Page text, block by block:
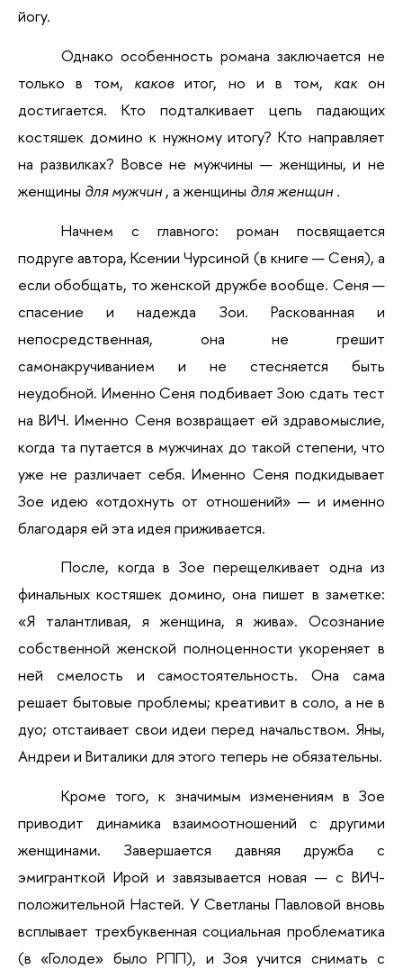
йогу.
Однако особенность романа заключается не
только в том,
каков итог, но и в том, как он
достигается. Кто подталкивает цепь падающих
костяшек домино к нужному итогу? Кто направляет
на развилках? Вовсе не мужчины — женщины, и не
женщины для мужчин , а женщины для женщин .
Начнем с главного: роман посвящается
подруге автора, Ксении Чурсиной (в книге — Сеня), а
если обобщать, то женской дружбе вообще. Сеня —
спасение и надежда Зои. Раскованная и
непосредственная, она не грешит
самонакручиванием и не стесняется быть
неудобной. Именно Сеня подбивает Зою сдать тест
на ВИЧ. Именно Сеня возвращает ей здравомыслие,
когда та путается в мужчинах до такой степени, что
уже не различает себя. Именно Сеня подкидывает
Зое идею «отдохнуть от отношений» — и именно
благодаря ей эта идея приживается.
После, когда в Зое перещелкивает одна из
финальных костяшек домино, она пишет в заметке:
«Я талантливая, я женщина, я жива». Осознание
собственной женской полноценности укореняет в
ней смелость и самостоятельность. Она сама
решает бытовые проблемы; креативит в соло, а не в
дуо; отстаивает свои идеи перед начальством. Яны,
Андреи и Виталики для этого теперь не обязательны.
Кроме того, к значимым изменениям в Зое
приводит динамика взаимоотношений с другими
женщинами. Завершается давняя дружба с
эмигранткой Ирой и завязывается новая — с ВИЧ-
положительной Настей. У Светланы Павловой вновь
всплывает трехбуквенная социальная проблематика
(в «Голоде» было РПП), и Зоя учится снимать с